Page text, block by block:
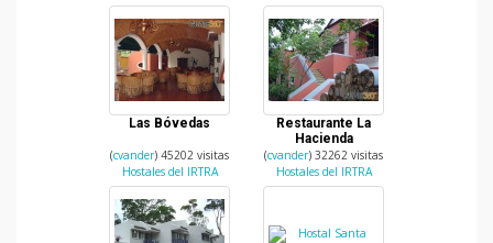
Las Bóvedas
(cvander) 45202 visitas
Hostales del IRTRA
Restaurante La
Hacienda
(cvander) 32262 visitas
Hostales del IRTRA